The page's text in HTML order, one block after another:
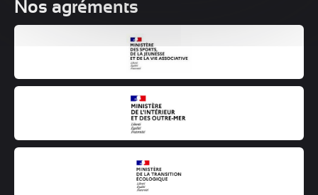
Nos agréments